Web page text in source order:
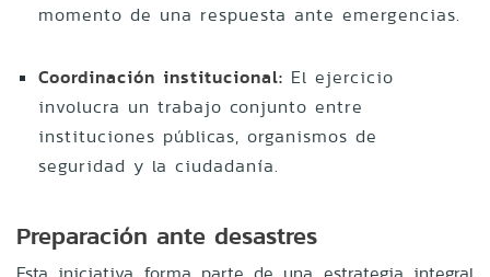
momento de una respuesta ante emergencias.
Coordinación institucional: El ejercicio
involucra un trabajo conjunto entre
instituciones públicas, organismos de
seguridad y la ciudadanía.
Preparación ante desastres